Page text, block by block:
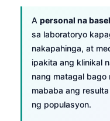
A personal na
sa laboratoryo
nakapahinga, at
ipakita ang klinikal
nang matagal bago
mababa ang
ng populasyon.